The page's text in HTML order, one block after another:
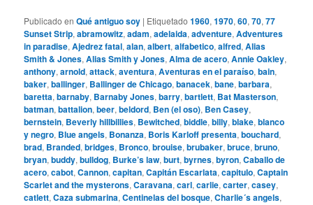
Publicado en Qué antiguo soy | Etiquetado 1960,1970,60,70,77
Sunset Strip,abramowitz,adam,adelaida,adventure,Adventures
in paradise,Ajedrez fatal,alan,albert,alfabetico,alfred,Alias
Smith & Jones,Alias Smith y Jones,Alma de acero,Annie Oakley,
anthony,arnold,attack,aventura,Aventuras en el paraíso,bain,
baker,ballinger, Ballinger de Chicago,banacek,bane,barbara,
baretta,barnaby, Barnaby Jones,barry,bartlett, Bat Masterson,
batman,battalion,beer,beldord, Ben (el oso), Ben Casey,
bernstein, Beverly hillbillies, Bewitched,biddle,billy,blake,blanco
y negro, Blue angels, Bonanza, Boris Karloff presenta,bouchard,
brad, Branded,bridges, Bronco,brouise,brubaker,bruce,bruno,
bryan,buddy,bulldog, Burke’s law,burt,byrnes,byron,Caballo de
acero,cabot,Cannon,capitan,Capitán Escarlata,capitulo,Captain
Scarlet and the mysterons,Caravana,carl,carlie,carter,casey,
catlett,Caza submarina,Centinelas del bosque,Charlie´s angels,